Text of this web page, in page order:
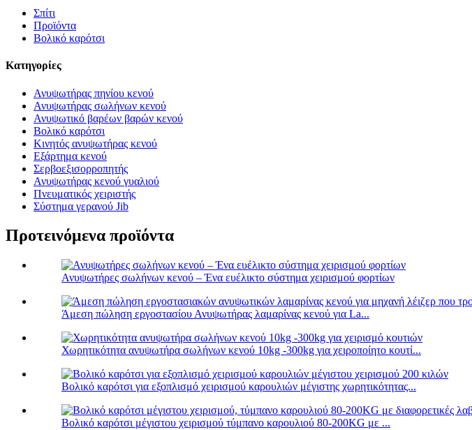
Σπίτι
Προϊόντα
Βολικό καρότσι
Κατηγορίες
Ανυψωτήρας πηνίου κενού
Ανυψωτήρας σωλήνων κενού
Ανυψωτικό βαρέων βαρών κενού
Βολικό καρότσι
Κινητός ανυψωτήρας κενού
Εξάρτημα κενού
Σερβοεξισορροπητής
Ανυψωτήρας κενού γυαλιού
Πνευματικός χειριστής
Σύστημα γερανού Jib
Προτεινόμενα προϊόντα
Ανυψωτήρες σωλήνων κενού – Ένα ευέλικτο σύστημα χειρισμού φορτίων
Άμεση πώληση εργοστασίου Ανυψωτήρας λαμαρίνας κενού για La...
Χωρητικότητα ανυψωτήρα σωλήνων κενού 10kg -300kg για χειροποίητο κουτί...
Βολικό καρότσι για εξοπλισμό χειρισμού καρουλιών μέγιστης χωρητικότητας...
Βολικό καρότσι μέγιστου χειρισμού τύμπανο καρουλιού 80-200KG με ...